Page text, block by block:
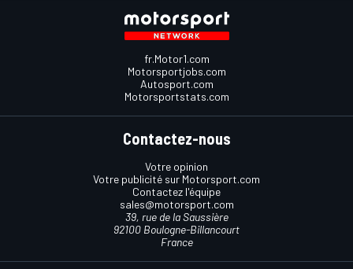
fr.Motor1.com
Motorsportjobs.com
Autosport.com
Motorsportstats.com
Contactez-nous
Votre opinion
Votre publicité sur Motorsport.com
Contactez l'équipe
sales@motorsport.com
39, rue de la Saussière
92100 Boulogne-Billancourt
France